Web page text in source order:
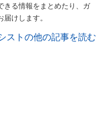
きる情報をまとめたり、ガ
けします。
ストの他の記事を読む